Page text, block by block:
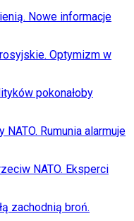
Nowe informacje
Optymizm w
pokonałoby
Rumunia alarmuje
NATO. Eksperci
zachodnią broń.